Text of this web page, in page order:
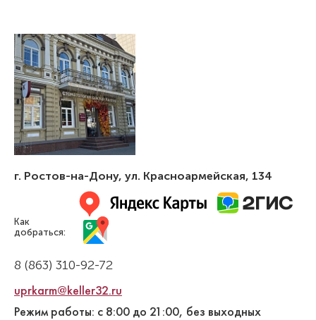
г. Ростов-на-Дону, ул. Красноармейская, 134
Как
добраться:
8 (863) 310-92-72
uprkarm@keller32.ru
Режим работы: с 8:00 до 21:00, без выходных